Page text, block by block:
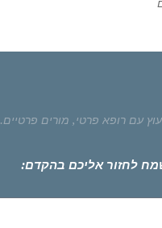
עם רופא פרטי, מורים פרטיים.
לחזור אליכם בהקדם: